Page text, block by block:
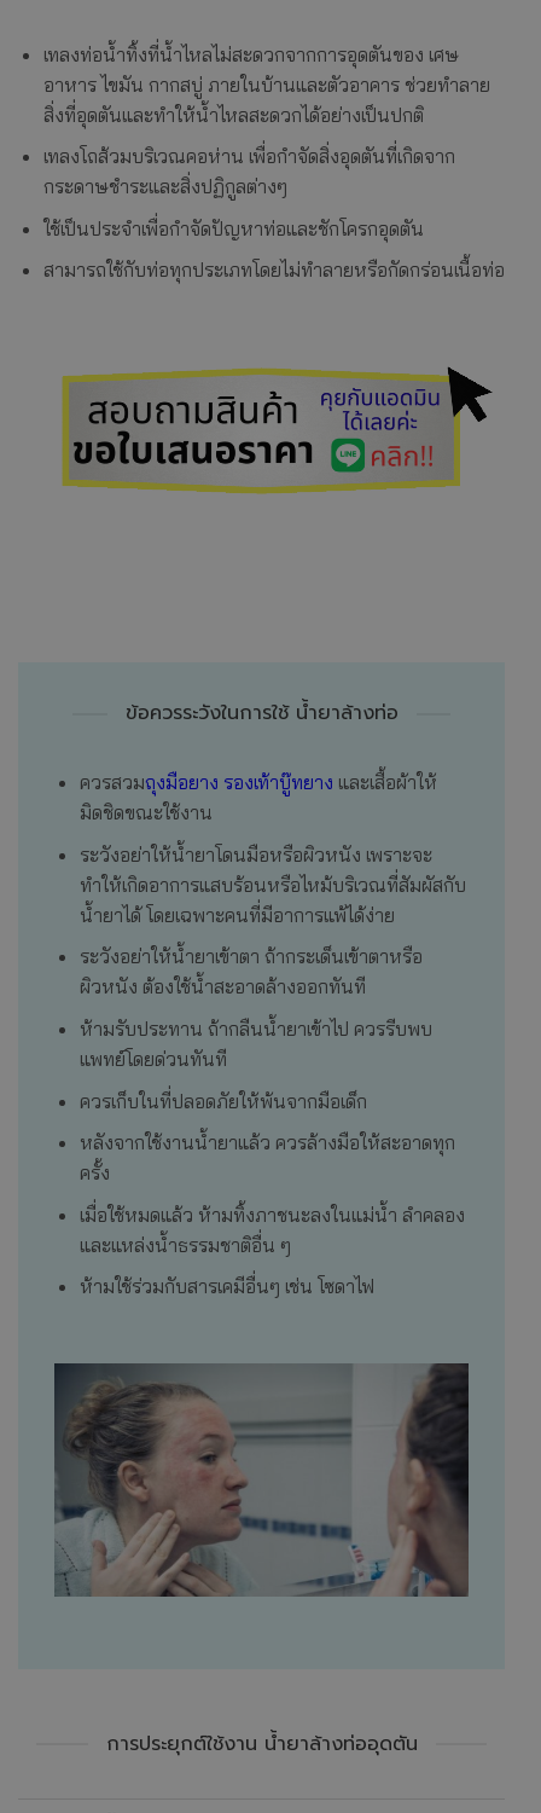
เทลงท่อน้ำทิ้งที่น้ำไหลไม่สะดวกจากการอุดตันของ เศษ
อาหาร ไขมัน กากสบู่ ภายในบ้านและตัวอาคาร ช่วยทำลาย
สิ่งที่อุดตันและทำให้น้ำไหลสะดวกได้อย่างเป็นปกติ
เทลงโถส้วมบริเวณคอห่าน เพื่อกำจัดสิ่งอุดตันที่เกิดจาก
กระดาษชำระและสิ่งปฏิกูลต่างๆ
ใช้เป็นประจำเพื่อกำจัดปัญหาท่อและชักโครกอุดตัน
สามารถใช้กับท่อทุกประเภทโดยไม่ทำลายหรือกัดกร่อนเนื้อท่อ
ข้อควรระวังในการใช้ น้ำยาล้างท่อ
ควรสวมถุงมือยาง รองเท้าบู๊ทยาง และเสื้อผ้าให้
มิดชิดขณะใช้งาน
ระวังอย่าให้น้ำยาโดนมือหรือผิวหนัง เพราะจะ
ทำให้เกิดอาการแสบร้อนหรือไหม้บริเวณที่สัมผัสกับ
น้ำยาได้ โดยเฉพาะคนที่มีอาการแพ้ได้ง่าย
ระวังอย่าให้น้ำยาเข้าตา ถ้ากระเด็นเข้าตาหรือ
ผิวหนัง ต้องใช้น้ำสะอาดล้างออกทันที
ห้ามรับประทาน ถ้ากลืนน้ำยาเข้าไป ควรรีบพบ
แพทย์โดยด่วนทันที
ควรเก็บในที่ปลอดภัยให้พ้นจากมือเด็ก
หลังจากใช้งานน้ำยาแล้ว ควรล้างมือให้สะอาดทุก
ครั้ง
เมื่อใช้หมดแล้ว ห้ามทิ้งภาชนะลงในแม่น้ำ ลำคลอง
และแหล่งน้ำธรรมชาติอื่น ๆ
ห้ามใช้ร่วมกับสารเคมีอื่นๆ เช่น โซดาไฟ
การประยุกต์ใช้งาน น้ำยาล้างท่ออุดตัน